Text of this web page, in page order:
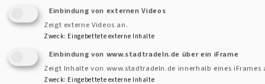
Oftmals gibt es dabei sehr interessante und
spannende Entdeckungen.
Falls Sie es bisher noch nicht geschafft
haben, einen Gottesdienst in dieser Reihe
zu besuchen, klappt es vielleicht in diesem
Einbindung von externen Videos
Zeigt externe Videos an.
Zweck: Eingebettete externe Inhalte
Einbindung von www.stadtradeln.de über ein iFrame
Zeigt Inhalte von www.stadtradeln.de innerhalb eines iFrames
Zweck: Eingebettete externe Inhalte